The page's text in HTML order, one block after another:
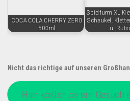
COCA COLA CHERRY ZERO
500ml
Spielturm XL
Schaukel,
u.
Nicht das richtige auf unseren
Hier kostenlos ein Gesuch